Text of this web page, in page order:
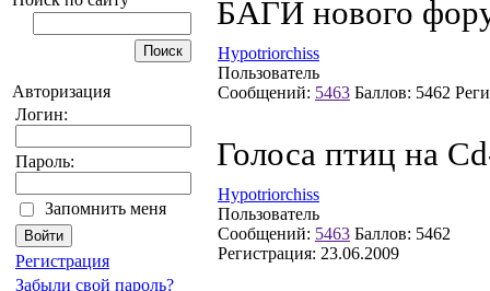
Авторизация
Логин:
Пароль:
Запомнить меня
Регистрация
Забыли свой пароль?
БАГИ нового
Hypotriorchiss
Пользователь
Сообщений: 5463 Баллов: 5462
Голоса птиц на
Hypotriorchiss
Пользователь
Сообщений: 5463 Баллов: 5462
Регистрация: 23.06.2009